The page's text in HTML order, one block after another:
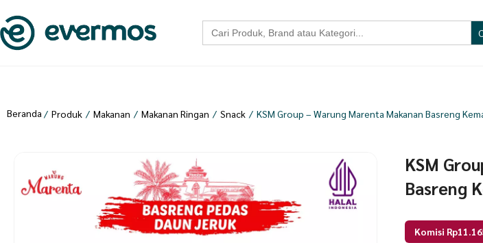
Search
for:
Beranda / Produk / Makanan / Makanan Ringan / Snack / KSM Group – Warung Marenta Makanan Basreng
KSM
Basreng
Komisi